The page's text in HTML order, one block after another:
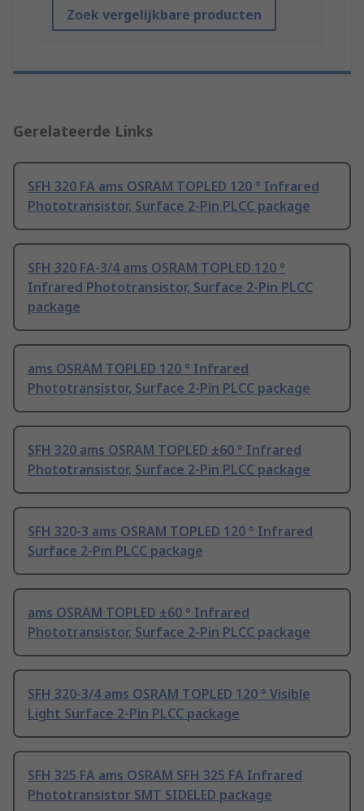
Zoek vergelijkbare producten
Gerelateerde Links
SFH 320 FA ams OSRAM TOPLED 120 ° Infrared
Phototransistor, Surface 2-Pin PLCC package
SFH 320 FA-3/4 ams OSRAM TOPLED 120 °
Infrared Phototransistor, Surface 2-Pin PLCC
package
ams OSRAM TOPLED 120 ° Infrared
Phototransistor, Surface 2-Pin PLCC package
SFH 320 ams OSRAM TOPLED ±60 ° Infrared
Phototransistor, Surface 2-Pin PLCC package
SFH 320-3 ams OSRAM TOPLED 120 ° Infrared
Surface 2-Pin PLCC package
ams OSRAM TOPLED ±60 ° Infrared
Phototransistor, Surface 2-Pin PLCC package
SFH 320-3/4 ams OSRAM TOPLED 120 ° Visible
Light Surface 2-Pin PLCC package
SFH 325 FA ams OSRAM SFH 325 FA Infrared
Phototransistor SMT SIDELED package